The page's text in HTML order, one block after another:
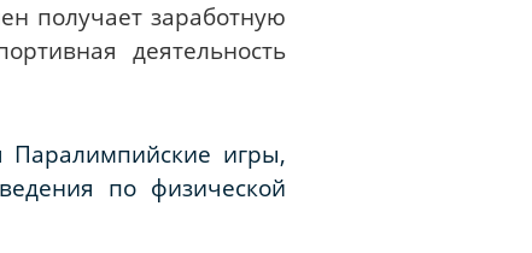
получает заработную
деятельность
Паралимпийские игры,
по физической